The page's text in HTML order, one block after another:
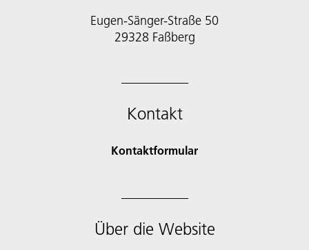
Eugen-Sänger-Straße 50
29328 Faßberg
Kontakt
Kontaktformular
Über die Website